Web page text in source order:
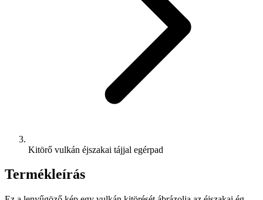
Kitörő vulkán éjszakai tájjal egérpad
Termékleírás